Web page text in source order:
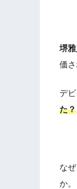
堺雅
価さ
デ
た？
な
か。